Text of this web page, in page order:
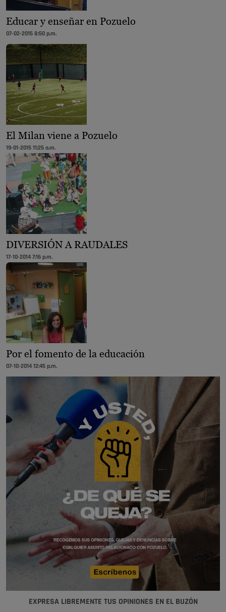
Educar y enseñar en Pozuelo
07-02-2015 8:50 p.m.
El Milan viene a Pozuelo
19-01-2015 11:25 a.m.
DIVERSIÓN A RAUDALES
17-10-2014 7:16 p.m.
Por el fomento de la educación
07-10-2014 12:45 p.m.
EXPRESA LIBREMENTE TUS OPINIONES EN EL BUZÓN